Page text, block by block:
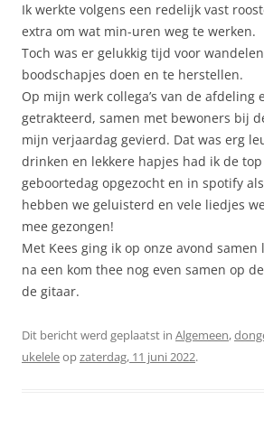
Ik werkte volgens een redelijk vast
extra om wat min-uren weg te werken.
Toch was er gelukkig tijd voor
boodschapjes doen en te herstellen.
Op mijn werk collega’s van de afdeling
getrakteerd, samen met bewoners bij
mijn verjaardag gevierd. Dat was erg
drinken en lekkere hapjes had ik de
geboortedag opgezocht en in spotify
hebben we geluisterd en vele liedjes
mee gezongen!
Met Kees ging ik op onze avond
na een kom thee nog even samen op
de gitaar.
Dit bericht werd geplaatst in Algemeen,
ukeleleopzaterdag, 11 juni 2022.